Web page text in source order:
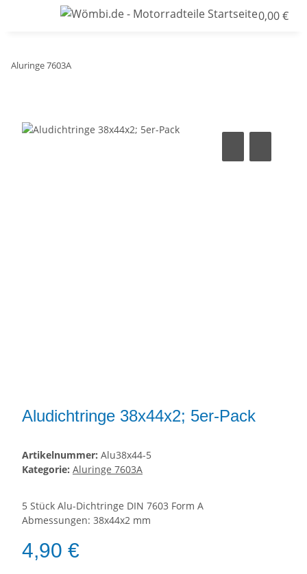
0,00 €
Aluringe 7603A
Aludichtringe 38x44x2; 5er-Pack
Artikelnummer: Alu38x44-5
Kategorie: Aluringe 7603A
5 Stück Alu-Dichtringe DIN 7603 Form A
Abmessungen: 38x44x2 mm
4,90 €